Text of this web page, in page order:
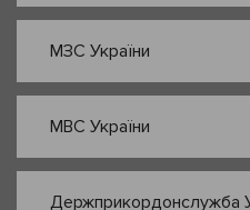
МЗС України
МВС України
Держприкордонслужба